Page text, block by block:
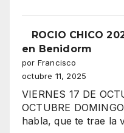
ROCIO CHICO
en Benidorm
por Francisco
octubre 11, 2025
VIERNES 17 DE
OCTUBRE
habla, que te trae la